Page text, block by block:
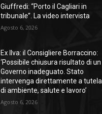
Giuffredi: “Porto il Cagliari in
tribunale”. La video intervista
Agosto 6, 2026
Ex Ilva: il Consigliere Borraccino:
‘Possibile chiusura risultato di un
Governo inadeguato. Stato
intervenga direttamente a tutela
di ambiente, salute e lavoro’
Agosto 6, 2026